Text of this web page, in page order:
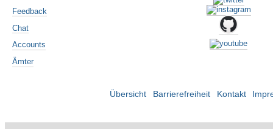
Feedback
Chat
Accounts
Ämter
Übersicht Barrierefreiheit Kontakt